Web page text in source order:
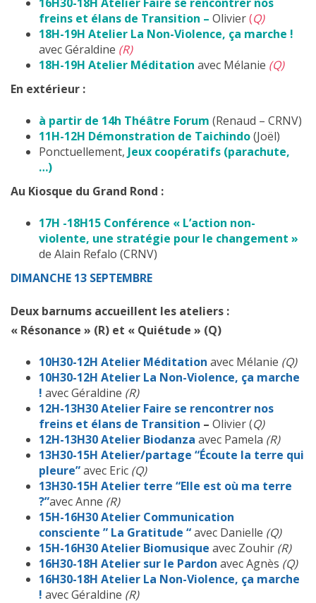
freins et élans de Transition – Olivier(Q)
18H-19H Atelier La Non-Violence, ça marche !
avec Géraldine (R)
18H-19H Atelier Méditation avec Mélanie (Q)
En extérieur :
à partir de 14h Théâtre Forum (Renaud – CRNV)
11H-12H Démonstration de Taichindo(Joël)
Ponctuellement, Jeux coopératifs (parachute,
…)
Au Kiosque du Grand Rond :
17H -18H15 Conférence « L’action non-
violente, une stratégie pour le changement »
de Alain Refalo (CRNV)
DIMANCHE 13 SEPTEMBRE
Deux barnums accueillent les ateliers :
« Résonance » (R) et « Quiétude » (Q)
10H30-12H Atelier Méditation avec Mélanie (Q)
10H30-12H Atelier La Non-Violence, ça marche
! avec Géraldine (R)
12H-13H30Atelier Faire se rencontrer nos
freins et élans de Transition – Olivier (Q)
12H-13H30Atelier Biodanza avec Pamela (R)
13H30-15H Atelier/partage “Écoute la terre qui
pleure”avec Eric (Q)
13H30-15H Atelier terre “Elle est où ma terre
?”avec Anne (R)
15H-16H30Atelier Communication
consciente ” La Gratitude “avec Danielle (Q)
15H-16H30Atelier Biomusique avec Zouhir (R)
16H30-18H Atelier sur le Pardon avec Agnès (Q)
16H30-18H Atelier La Non-Violence, ça marche
! avec Géraldine (R)